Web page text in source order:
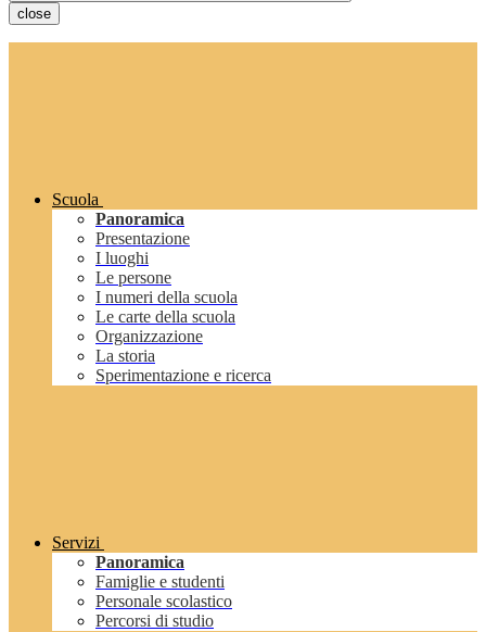
close
Scuola
Panoramica
Presentazione
I luoghi
Le persone
I numeri della scuola
Le carte della scuola
Organizzazione
La storia
Sperimentazione e ricerca
Servizi
Panoramica
Famiglie e studenti
Personale scolastico
Percorsi di studio